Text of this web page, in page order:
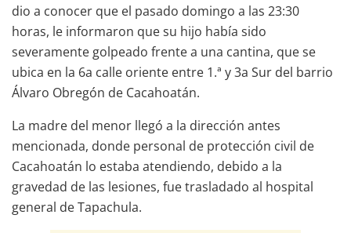
dio a conocer que el pasado domingo a las 23:30
horas, le informaron que su hijo había sido
severamente golpeado frente a una cantina, que se
ubica en la 6a calle oriente entre 1.ª y 3a Sur del barrio
Álvaro Obregón de Cacahoatán.
La madre del menor llegó a la dirección antes
mencionada, donde personal de protección civil de
Cacahoatán lo estaba atendiendo, debido a la
gravedad de las lesiones, fue trasladado al hospital
general de Tapachula.